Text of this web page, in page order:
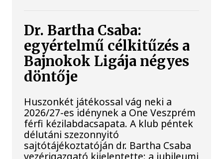
Dr. Bartha Csaba:
egyértelmű célkitűzés a
Bajnokok Ligája négyes
döntője
Huszonkét játékossal vág neki a
2026/27-es idénynek a One Veszprém
férfi kézilabdacsapata. A klub péntek
délutáni szezonnyitó
sajtótájékoztatóján dr. Bartha Csaba
vezérigazgató kijelentette: a jubileumi